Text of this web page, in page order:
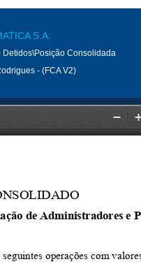
S.A.
Consolidada
- (FCA V2)